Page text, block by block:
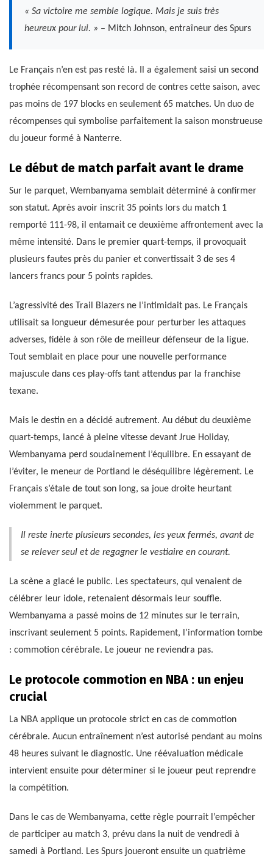
« Sa victoire me semble logique. Mais je suis très
heureux pour lui. » – Mitch Johnson, entraîneur des Spurs
Le Français n’en est pas resté là. Il a également saisi un second
trophée récompensant son record de contres cette saison, avec
pas moins de 197 blocks en seulement 65 matches. Un duo de
récompenses qui symbolise parfaitement la saison monstrueuse
du joueur formé à Nanterre.
Le début de match parfait avant le drame
Sur le parquet, Wembanyama semblait déterminé à confirmer
son statut. Après avoir inscrit 35 points lors du match 1
remporté 111-98, il entamait ce deuxième affrontement avec la
même intensité. Dans le premier quart-temps, il provoquait
plusieurs fautes près du panier et convertissait 3 de ses 4
lancers francs pour 5 points rapides.
L’agressivité des Trail Blazers ne l’intimidait pas. Le Français
utilisait sa longueur démesurée pour perturber les attaques
adverses, fidèle à son rôle de meilleur défenseur de la ligue.
Tout semblait en place pour une nouvelle performance
majuscule dans ces play-offs tant attendus par la franchise
texane.
Mais le destin en a décidé autrement. Au début du deuxième
quart-temps, lancé à pleine vitesse devant Jrue Holiday,
Wembanyama perd soudainement l’équilibre. En essayant de
l’éviter, le meneur de Portland le déséquilibre légèrement. Le
Français s’étale de tout son long, sa joue droite heurtant
violemment le parquet.
Il reste inerte plusieurs secondes, les yeux fermés, avant de
se relever seul et de regagner le vestiaire en courant.
La scène a glacé le public. Les spectateurs, qui venaient de
célébrer leur idole, retenaient désormais leur souffle.
Wembanyama a passé moins de 12 minutes sur le terrain,
inscrivant seulement 5 points. Rapidement, l’information tombe
: commotion cérébrale. Le joueur ne reviendra pas.
Le protocole commotion en NBA : un enjeu
crucial
La NBA applique un protocole strict en cas de commotion
cérébrale. Aucun entraînement n’est autorisé pendant au moins
48 heures suivant le diagnostic. Une réévaluation médicale
intervient ensuite pour déterminer si le joueur peut reprendre
la compétition.
Dans le cas de Wembanyama, cette règle pourrait l’empêcher
de participer au match 3, prévu dans la nuit de vendredi à
samedi à Portland. Les Spurs joueront ensuite un quatrième